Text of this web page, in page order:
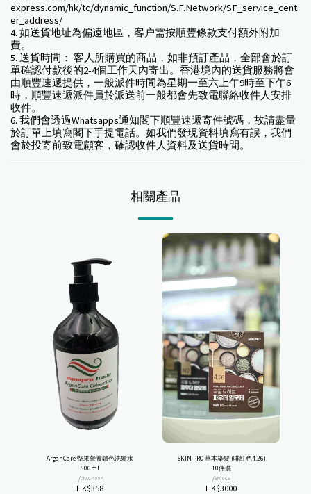
express.com/hk/tc/dynamic_function/S.F.Network/SF_service_cent
er_address/
4. 如送貨地址為偏遠地區，客户需按順豐條款支付額外附加
費。
5. 送貨時間： 客人所購買的商品，如非預訂產品，全部會於訂
單確認付款後的2-4個工作天內寄出。香港境內的送貨服務將會
由順豐速遞提供，一般派件時間為星期一至六上午9時至下午6
時，順豐速遞派件員於派送前一般都會先致電聯絡收件人安排
收件。
6. 我們會透過Whatsapps通知閣下順豐速遞寄件號碼，故請盡量
於訂單上填寫閣下手提電話。如我們發現資料填寫有誤，我們
會於投寄前致電顧客，確認收件人資料及送貨時間。
相關產品
ArganCare 堅果營養鎖色洗髮水
500ml
/DPAC-409P
HK$358
SKIN PRO 草本染髮 (啡紅色4.26)
10件裝
/SP00CB
HK$3000